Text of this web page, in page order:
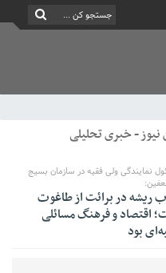
نیوز - خبری تحلیلی
نمایندگی ولی فقیه در سازمان بسیج
ریشه در برائت از طاغوت
اقتصاد و فرهنگ مسائلی
بود